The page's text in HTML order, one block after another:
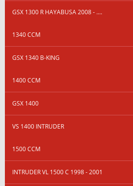
GSX 1300 R HAYABUSA 2008 - ....
1340 CCM
GSX 1340 B-KING
1400 CCM
GSX 1400
VS 1400 INTRUDER
1500 CCM
INTRUDER VL 1500 C 1998 - 2001